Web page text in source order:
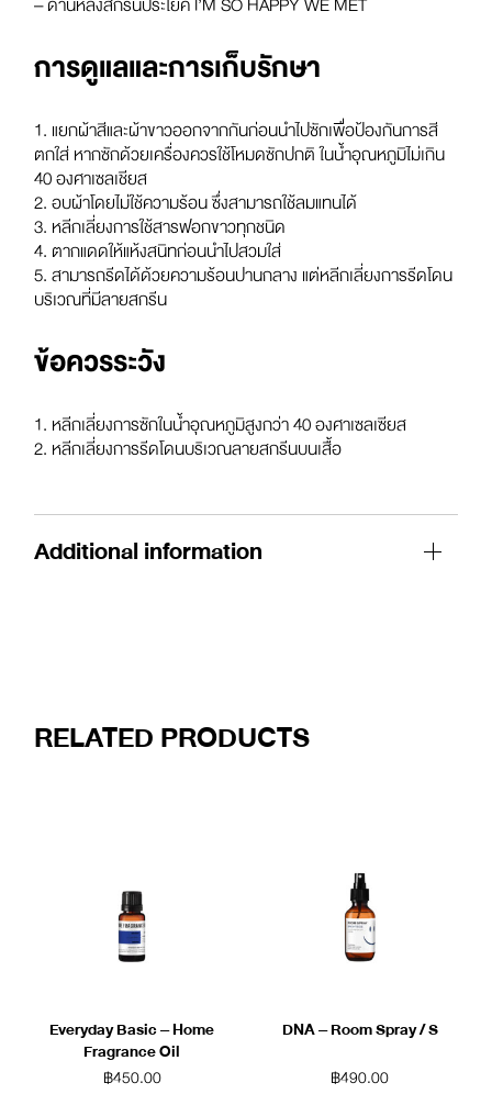
การดูแลและการเก็บรักษา
1. แยกผ้าสีและผ้าขาวออกจากกันก่อนนำไปซักเพื่อป้องกันการสี
ตกใส่ หากซักด้วยเครื่องควรใช้โหมดซักปกติ ในน้ำอุณหภูมิไม่เกิน
40 องศาเซลเชียส
2. อบผ้าโดยไม่ใช้ความร้อน ซึ่งสามารถใช้ลมแทนได้
3. หลีกเลี่ยงการใช้สารฟอกขาวทุกชนิด
4. ตากแดดให้แห้งสนิทก่อนนำไปสวมใส่
5. สามารถรีดได้ด้วยความร้อนปานกลาง แต่หลีกเลี่ยงการรีดโดน
บริเวณที่มีลายสกรีน
ข้อควรระวัง
1. หลีกเลี่ยงการซักในน้ำอุณหภูมิสูงกว่า 40 องศาเซลเซียส
2. หลีกเลี่ยงการรีดโดนบริเวณลายสกรีนบนเสื้อ
Additional information
RELATED PRODUCTS
Everyday Basic – Home
Fragrance Oil
฿450.00
DNA – Room Spray / S
฿490.00